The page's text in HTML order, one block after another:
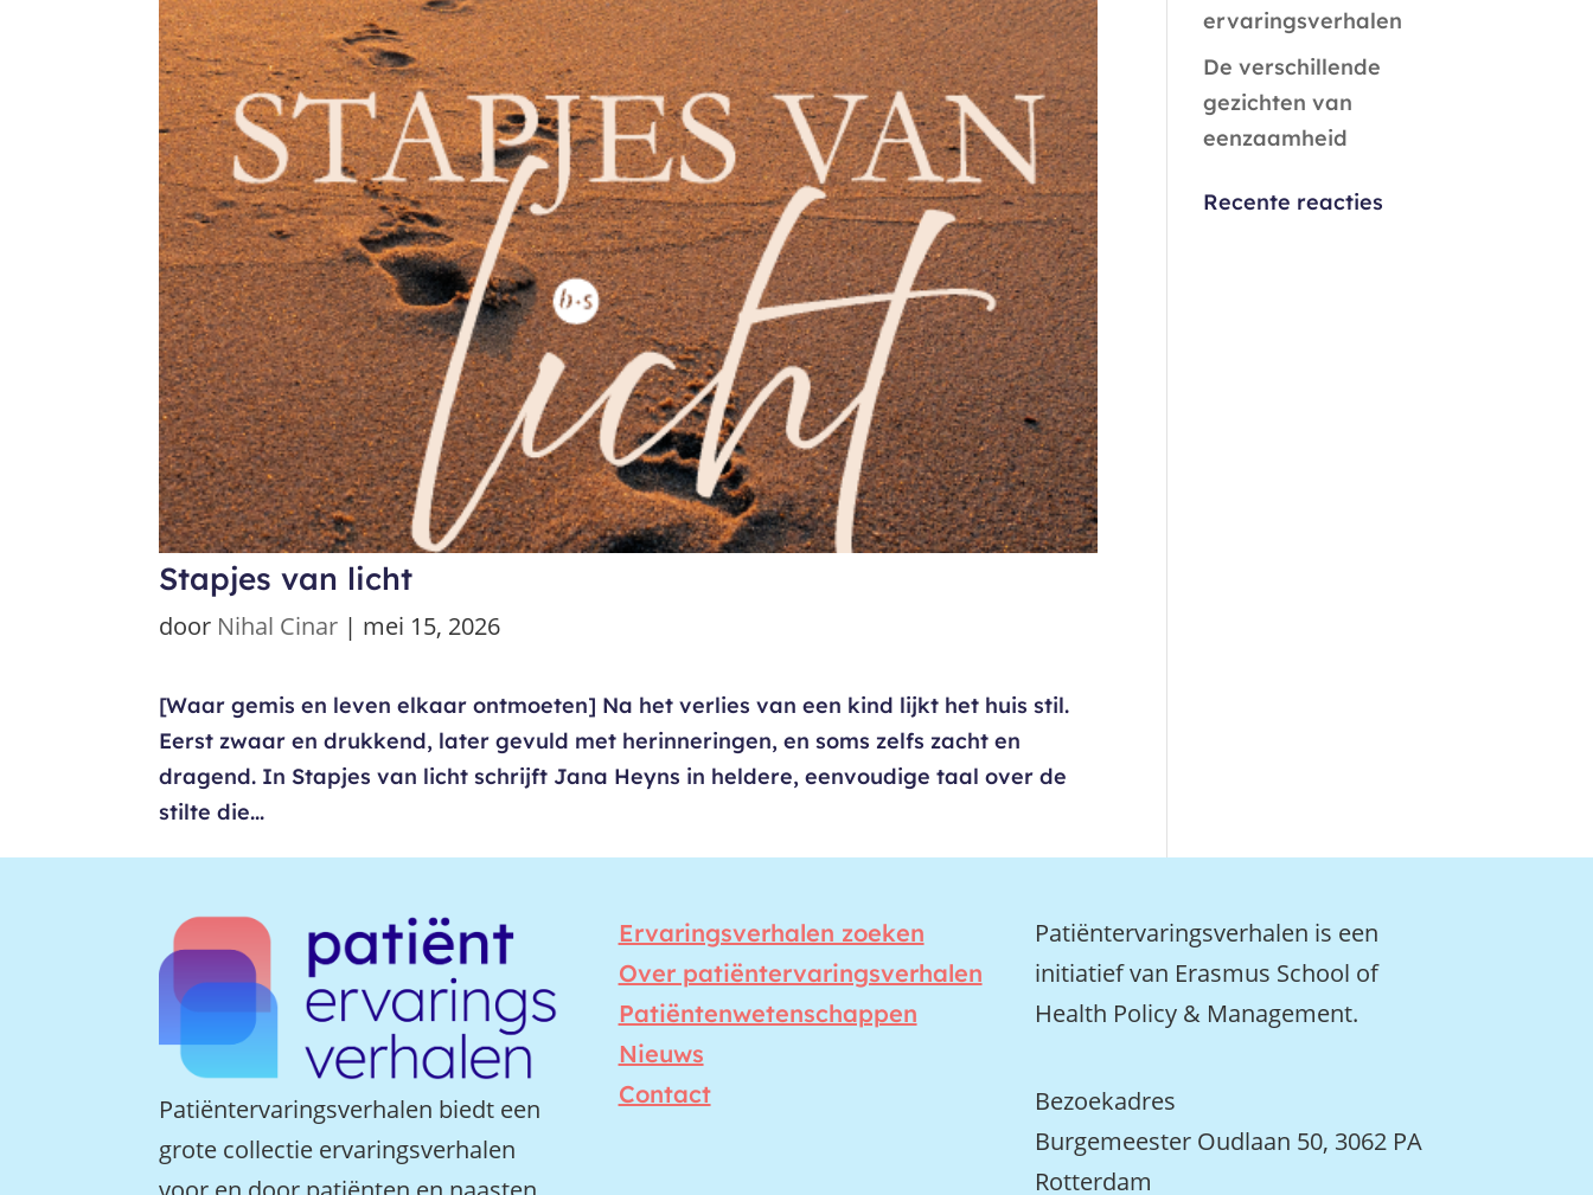
Stapjes van licht
door Nihal Cinar | mei 15, 2026
[Waar gemis en leven elkaar ontmoeten] Na het verlies van een kind lijkt het huis stil.
Eerst zwaar en drukkend, later gevuld met herinneringen, en soms zelfs zacht en
dragend. In Stapjes van licht schrijft Jana Heyns in heldere, eenvoudige taal over de
stilte die...
ervaringsverhalen
De verschillende
gezichten van
eenzaamheid
Recente reacties
Patiëntervaringsverhalen biedt een
grote collectie ervaringsverhalen
Ervaringsverhalen zoeken
Over patiëntervaringsverhalen
Patiëntenwetenschappen
Nieuws
Contact
Patiëntervaringsverhalen is een
initiatief van Erasmus School of
Health Policy & Management.
Bezoekadres
Burgemeester Oudlaan 50, 3062 PA
Rotterdam